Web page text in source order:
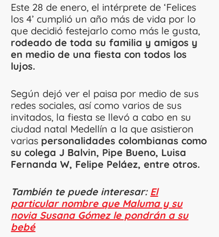
Este 28 de enero, el intérprete de ‘Felices
los 4’ cumplió un año más de vida por lo
que decidió festejarlo como más le gusta,
rodeado de toda su familia y amigos y
en medio de una fiesta con todos los
lujos.
Según dejó ver el paisa por medio de sus
redes sociales, así como varios de sus
invitados, la fiesta se llevó a cabo en su
ciudad natal Medellín a la que asistieron
varias personalidades colombianas como
su colega J Balvin, Pipe Bueno, Luisa
Fernanda W, Felipe Peláez, entre otros.
También te puede interesar: El
particular nombre que Maluma y su
novia Susana Gómez le pondrán a su
bebé